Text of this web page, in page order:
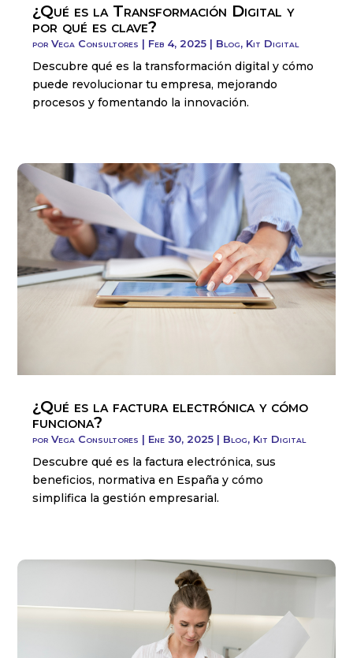
¿Qué es la Transformación Digital y
por qué es clave?
porVega Consultores | Feb 4, 2025 | Blog, Kit Digital
Descubre qué es la transformación digital y cómo
puede revolucionar tu empresa, mejorando
procesos y fomentando la innovación.
¿Qué es la factura electrónica y cómo
funciona?
porVega Consultores | Ene 30, 2025 | Blog, Kit Digital
Descubre qué es la factura electrónica, sus
beneficios, normativa en España y cómo
simplifica la gestión empresarial.